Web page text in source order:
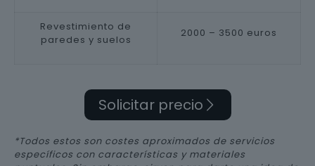
Revestimiento de
paredes y suelos
2000 – 3500 euros
Solicitar precio
*Todos estos son costes aproximados de servicios
específicos con características y materiales